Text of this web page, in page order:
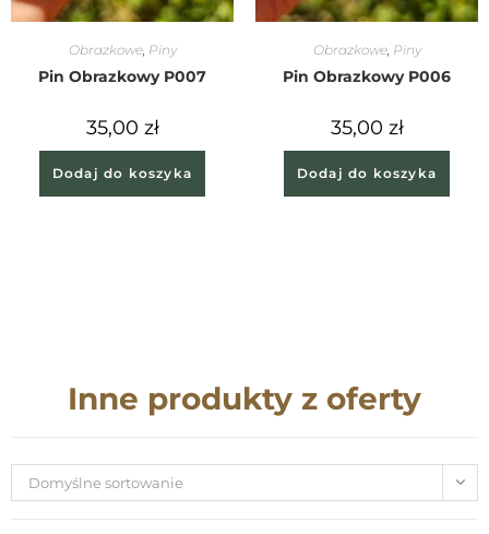
Obrazkowe, Piny
Pin Obrazkowy P007
35,00 zł
Dodaj do koszyka
Obrazkowe, Piny
Pin Obrazkowy P006
35,00 zł
Dodaj do koszyka
Inne produkty z oferty
Domyślne sortowanie